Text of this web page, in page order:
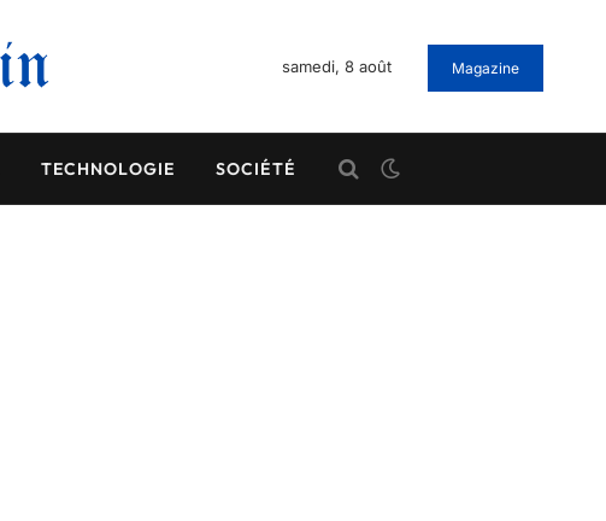
samedi, 8 août Magazine
TECHNOLOGIE SOCIÉTÉ